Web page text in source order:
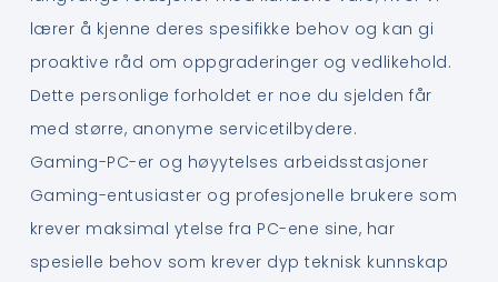
lærer å kjenne deres spesifikke behov og kan gi
proaktive råd om oppgraderinger og vedlikehold.
Dette personlige forholdet er noe du sjelden får
med større, anonyme servicetilbydere.
Gaming-PC-er og høyytelses arbeidsstasjoner
Gaming-entusiaster og profesjonelle brukere som
krever maksimal ytelse fra PC-ene sine, har
spesielle behov som krever dyp teknisk kunnskap